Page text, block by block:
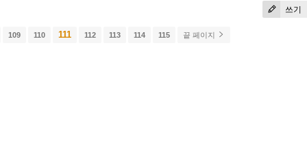
쓰기
109 110 111 112 113 114 115 끝 페이지